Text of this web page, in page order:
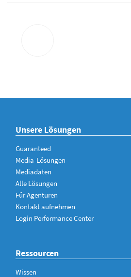
Unsere Lösungen
Guaranteed
Media-Lösungen
Mediadaten
Alle Lösungen
Für Agenturen
Kontakt aufnehmen
Login Performance Center
Ressourcen
Wissen